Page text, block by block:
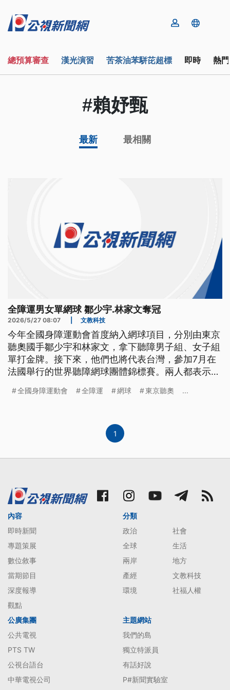
總預算審查 漢光演習 苦茶油苯駢芘超標 即時 熱
#賴妤甄
最新 最相關
全障運男女單網球 鄒少宇.林家文奪冠
2026/5/27 08:07 文教科技
今年全國身障運動會首度納入網球項目，分別由東京
聽奧國手鄒少宇和林家文，拿下聽障男子組、女子組
單打金牌。接下來，他們也將代表台灣，參加7月在
法國舉行的世界聽障網球團體錦標賽。兩人都表示，
全國身障運動會 全障運 網球 東京聽奧 ...
1
內容
即時新聞
專題策展
數位敘事
當期節目
深度報導
觀點
分類
政治
社會
全球
生活
兩岸
地方
產經
文教科技
環境
社福人權
公廣集團
公共電視
PTS TW
公視台語台
中華電視公司
主題網站
我們的島
獨立特派員
有話好說
P#新聞實驗室